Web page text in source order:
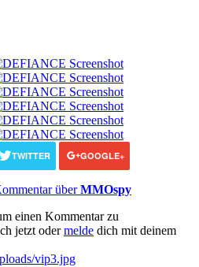
TWITTER GOOGLE+
überMMOspy
einen Kommentar zu
jetzt odermelde dich mit deinem